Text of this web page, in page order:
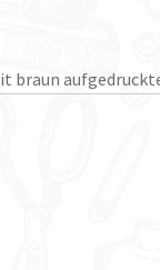
braun